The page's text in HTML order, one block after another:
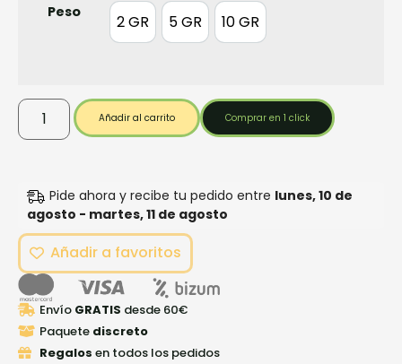
Peso 2 GR
2 GR
5 GR
5 GR
10 GR
10 GR
Añadir al carrito Comprar en 1 click
Pide ahora y recibe tu pedido entre lunes, 10 de
agosto - martes, 11 de agosto
Añadir a favoritos
Envío GRATIS desde 60€
Paquete discreto
Regalos en todos los pedidos